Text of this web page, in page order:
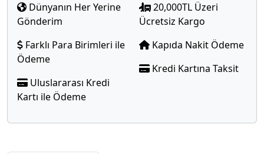
Dünyanın Her Yerine
Gönderim
Farklı Para Birimleri ile
Ödeme
Uluslararası Kredi
Kartı ile Ödeme
20,000TL Üzeri
Ücretsiz Kargo
Kapıda Nakit Ödeme
Kredi Kartına Taksit